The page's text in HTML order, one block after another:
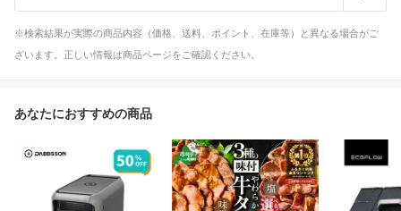
※検索結果が実際の商品内容（価格、送料、ポイント、在庫等）と異なる場合がご
ざいます。正しい情報は商品ページをご確認ください。
あなたにおすすめの商品